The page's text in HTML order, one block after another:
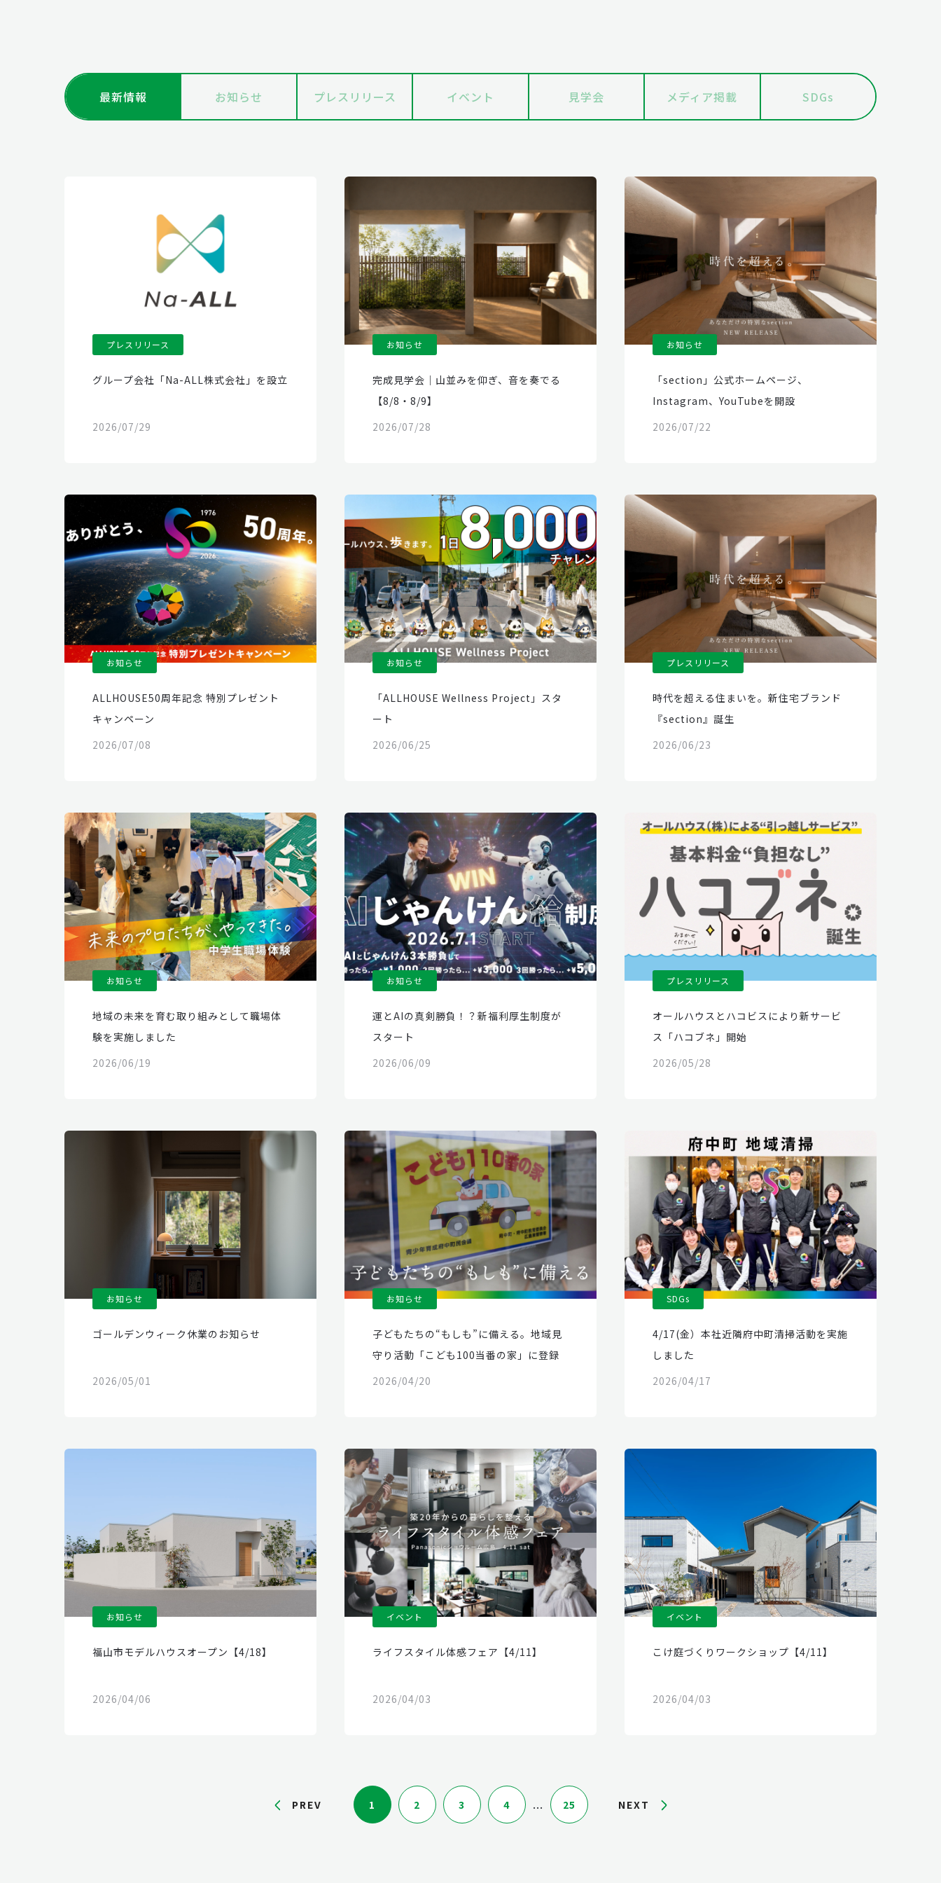
最新情報 お知らせ プレスリリース イベント 見学会 メディア掲載 SDGs
プレスリリース
グループ会社「Na-ALL株式会社」を設立
2026/07/29
お知らせ
完成見学会｜山並みを仰ぎ、音を奏でる
【8/8・8/9】
2026/07/28
お知らせ
「section」公式ホームページ、
Instagram、YouTubeを開設
2026/07/22
お知らせ
ALLHOUSE50周年記念 特別プレゼント
キャンペーン
2026/07/08
お知らせ
「ALLHOUSE Wellness Project」スタ
ート
2026/06/25
プレスリリース
時代を超える住まいを。新住宅ブランド
『section』誕生
2026/06/23
お知らせ
地域の未来を育む取り組みとして職場体
験を実施しました
2026/06/19
お知らせ
運とAIの真剣勝負！？新福利厚生制度が
スタート
2026/06/09
プレスリリース
オールハウスとハコビスにより新サービ
ス「ハコブネ」開始
2026/05/28
お知らせ
ゴールデンウィーク休業のお知らせ
2026/05/01
お知らせ
子どもたちの“もしも”に備える。地域見
守り活動「こども100当番の家」に登録
2026/04/20
SDGs
4/17(金）本社近隣府中町清掃活動を実施
しました
2026/04/17
お知らせ
福山市モデルハウスオープン【4/18】
2026/04/06
イベント
ライフスタイル体感フェア【4/11】
2026/04/03
イベント
こけ庭づくりワークショップ【4/11】
2026/04/03
PREV 1 2 3 4 ... 25 NEXT